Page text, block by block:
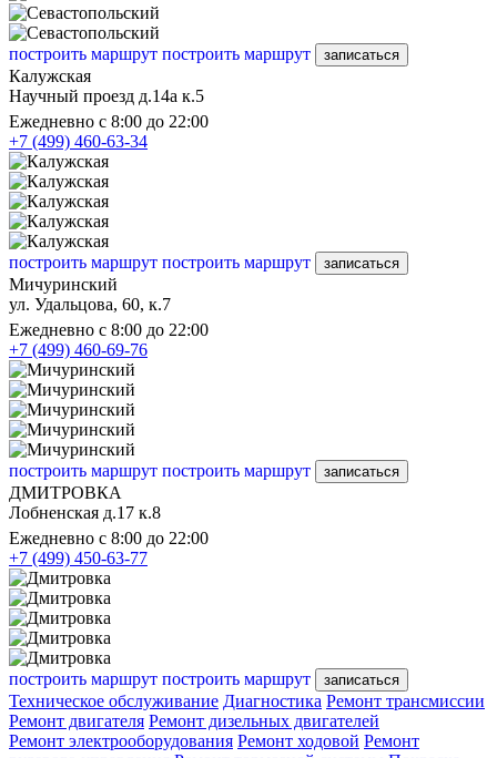
построить маршрут построить маршрут записаться
Калужская
Научный проезд д.14а к.5
Ежедневно с 8:00 до 22:00
+7 (499) 460-63-34
построить маршрут построить маршрут записаться
Мичуринский
ул. Удальцова, 60, к.7
Ежедневно с 8:00 до 22:00
+7 (499) 460-69-76
построить маршрут построить маршрут записаться
ДМИТРОВКА
Лобненская д.17 к.8
Ежедневно с 8:00 до 22:00
+7 (499) 450-63-77
построить маршрут построить маршрут записаться
Техническое обслуживание Диагностика Ремонт трансмиссии
Ремонт двигателя Ремонт дизельных двигателей
Ремонт электрооборудования Ремонт ходовой Ремонт